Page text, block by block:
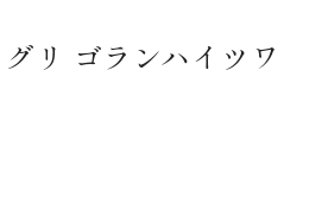
リ ゴランハイツワ